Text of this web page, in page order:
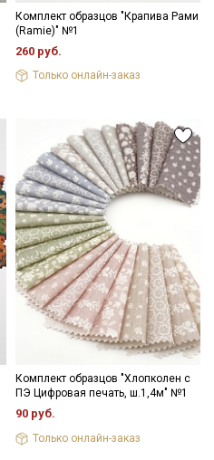
Комплект образцов "Крапива Рами
(Ramie)" №1
260 руб.
Только онлайн-заказ
Комплект образцов "Хлопколен с
ПЭ Цифровая печать, ш.1,4м" №1
90 руб.
Только онлайн-заказ